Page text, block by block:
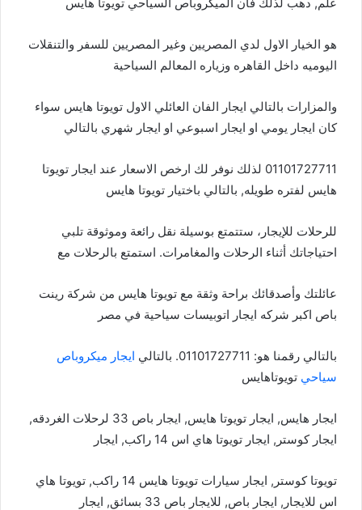
هو الخيار الاول لدي المصريين وغير المصريين للسفر والتنقلات
اليوميه داخل القاهره وزياره المعالم السياحية
والمزارات بالتالي ايجار الفان العائلي الاول تويوتا هايس سواء
كان ايجار يومي او ايجار اسبوعي او ايجار شهري بالتالي
01101727711 لذلك نوفر لك ارخص الاسعار عند ايجار تويوتا
هايس لفتره طويله, بالتالي باختيار تويوتا هايس
للرحلات للإيجار، ستتمتع بوسيلة نقل رائعة وموثوقة تلبي
احتياجاتك أثناء الرحلات والمغامرات. استمتع بالرحلات مع
عائلتك وأصدقائك براحة وثقة مع تويوتا هايس من شركة رينت
باص اكبر شركه ايجار اتوبيسات سياحية في مصر
بالتالي رقمنا هو: 01101727711. بالتالي
ايجار ميكروباص
سياحي تويوتاهايس
ايجار هايس, ايجار تويوتا هايس, ايجار باص 33 لرحلات الغردقه,
ايجار كوستر, ايجار تويوتا هاي اس 14 راكب, ايجار
تويوتا كوستر, ايجار سيارات تويوتا هايس 14 راكب, تويوتا هاي
اس للايجار, ايجار باص, للايجار باص 33 بسائق, ايجار